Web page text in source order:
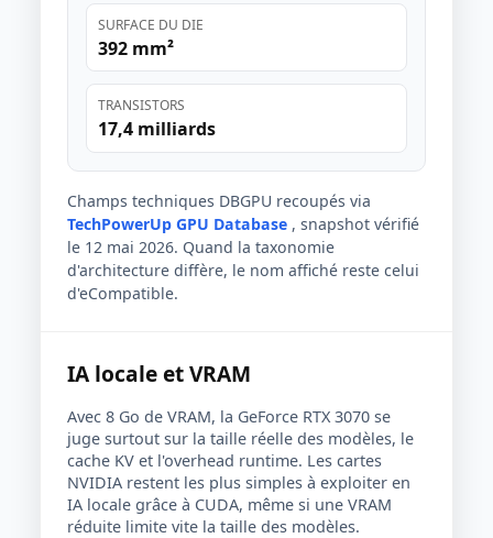
SURFACE DU DIE
392 mm²
TRANSISTORS
17,4 milliards
Champs techniques DBGPU recoupés via
TechPowerUp GPU Database , snapshot vérifié
le 12 mai 2026. Quand la taxonomie
d'architecture diffère, le nom affiché reste celui
d'eCompatible.
IA locale et VRAM
Avec 8 Go de VRAM, la GeForce RTX 3070 se
juge surtout sur la taille réelle des modèles, le
cache KV et l'overhead runtime. Les cartes
NVIDIA restent les plus simples à exploiter en
IA locale grâce à CUDA, même si une VRAM
réduite limite vite la taille des modèles.